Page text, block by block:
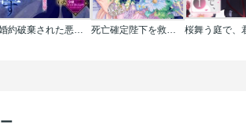
婚約破棄された悪役令嬢は断罪イベントをやり直す 桜舞う庭で、